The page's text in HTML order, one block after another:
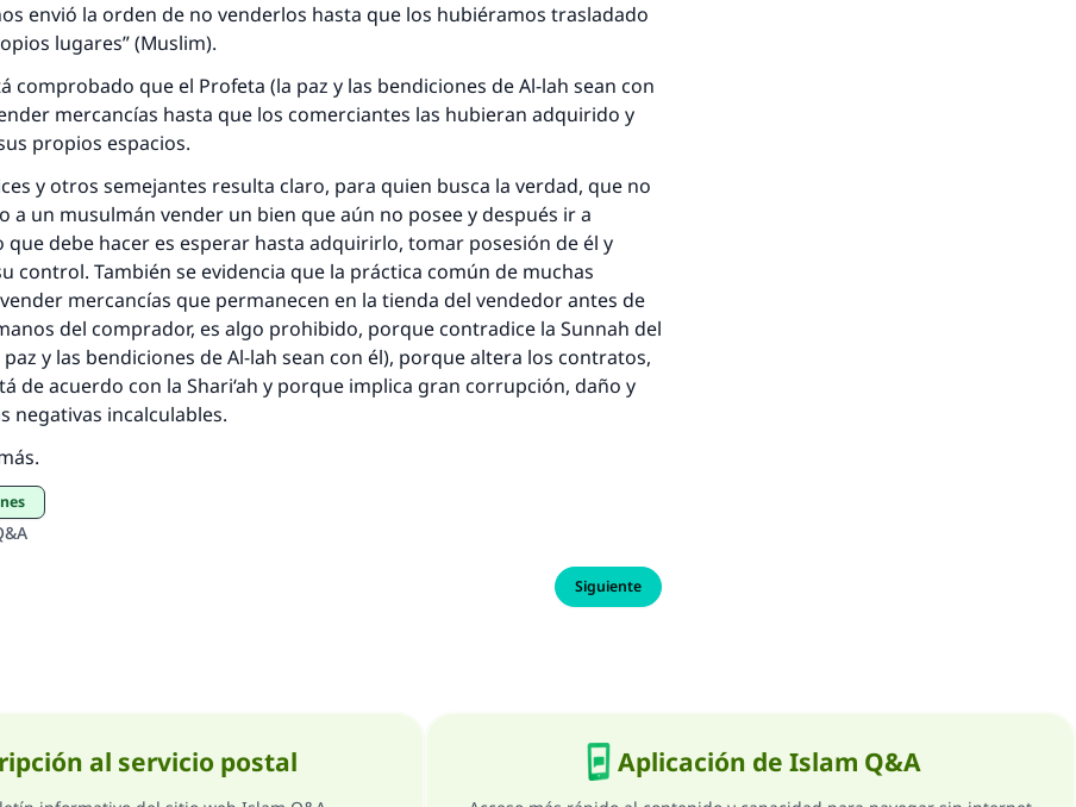
envió la orden de no venderlos hasta que los hubiéramos trasladado
lugares” (Muslim).
comprobado que el Profeta (la paz y las bendiciones de Al-lah sean con
mercancías hasta que los comerciantes las hubieran adquirido y
propios espacios.
y otros semejantes resulta claro, para quien busca la verdad, que no
a un musulmán vender un bien que aún no posee y después ir a
que debe hacer es esperar hasta adquirirlo, tomar posesión de él y
control. También se evidencia que la práctica común de muchas
mercancías que permanecen en la tienda del vendedor antes de
del comprador, es algo prohibido, porque contradice la Sunnah del
y las bendiciones de Al-lah sean con él), porque altera los contratos,
de acuerdo con la Shari‘ah y porque implica gran corrupción, daño y
negativas incalculables.
Siguiente
al servicio postal Aplicación de Islam Q&A
Contribuir